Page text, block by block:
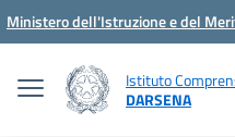
Vai ai contenuti
Vai al menu di navigazione
Vai al footer
Ministero dell'Istruzione e del
Istituto
DARSENA